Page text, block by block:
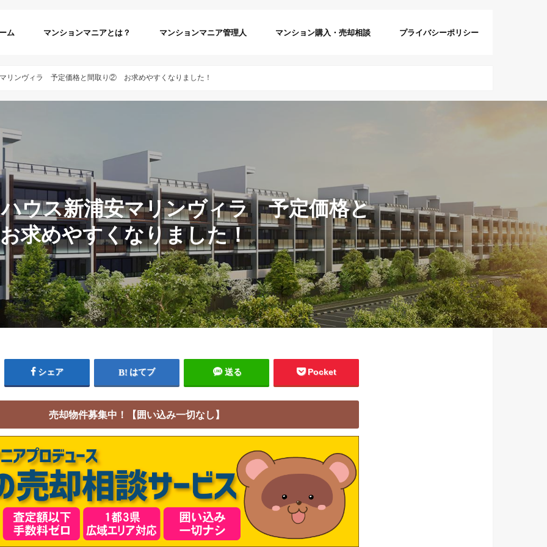
ム マンションマニアとは？ マンションマニア管理人 マンション購入・売却相談 プライバシーポリシー
リンヴィラ 予定価格と間取り② お求めやすくなりました！
ウス新浦安マリンヴィラ 予定価格と
めやすくなりました！
シェア はてブ 送る Pocket
売却物件募集中！【囲い込み一切なし】